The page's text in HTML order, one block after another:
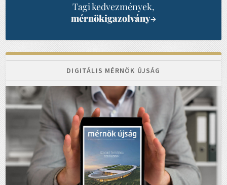
Tagi kedvezmények,
mérnökigazolvány→
DIGITÁLIS MÉRNÖK ÚJSÁG